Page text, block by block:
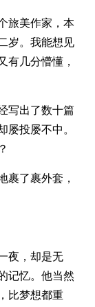
旅美作家，本
岁。我能想见
有几分懵懂，
写出了数十篇
屡投屡不中。
裹了裹外套，
夜，却是无
记忆。他当然
比梦想都重